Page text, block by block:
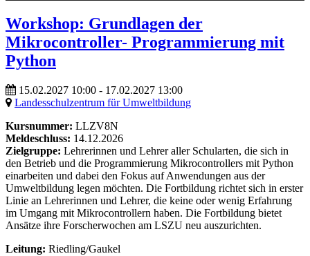
Workshop: Grundlagen der
Mikrocontroller- Programmierung mit
Python
15.02.2027 10:00 - 17.02.2027 13:00
Landesschulzentrum für Umweltbildung
Kursnummer: LLZV8N
Meldeschluss: 14.12.2026
Zielgruppe: Lehrerinnen und Lehrer aller Schularten, die sich in
den Betrieb und die Programmierung Mikrocontrollers mit Python
einarbeiten und dabei den Fokus auf Anwendungen aus der
Umweltbildung legen möchten. Die Fortbildung richtet sich in erster
Linie an Lehrerinnen und Lehrer, die keine oder wenig Erfahrung
im Umgang mit Mikrocontrollern haben. Die Fortbildung bietet
Ansätze ihre Forscherwochen am LSZU neu auszurichten.
Leitung: Riedling/Gaukel